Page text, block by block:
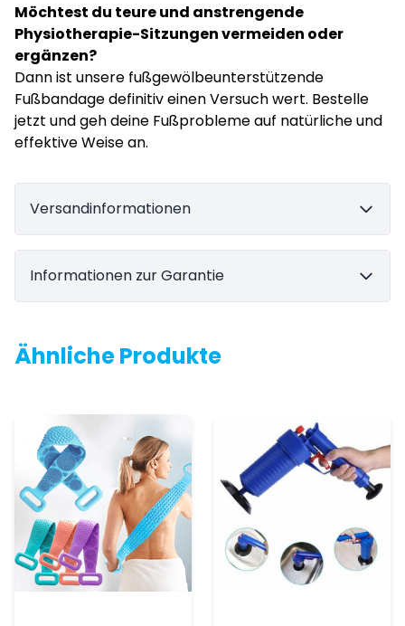
Möchtest du teure und anstrengende
Physiotherapie-Sitzungen vermeiden oder
ergänzen?
Dann ist unsere fußgewölbeunterstützende
Fußbandage definitiv einen Versuch wert. Bestelle
jetzt und geh deine Fußprobleme auf natürliche und
effektive Weise an.
Versandinformationen
Informationen zur Garantie
Ähnliche Produkte